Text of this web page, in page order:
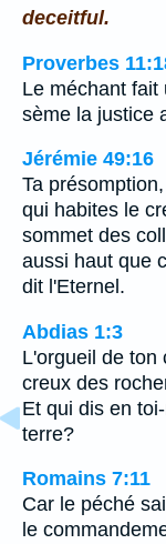
deceitful.
Proverbes
Le méchant fait
sème la justice
Jérémie 49:16
Ta
qui habites le
sommet des
aussi haut que
dit l'Eternel.
Abdias 1:3
L'orgueil de ton
creux des
Et qui dis en
terre?
Romains 7:11
Car le péché
le